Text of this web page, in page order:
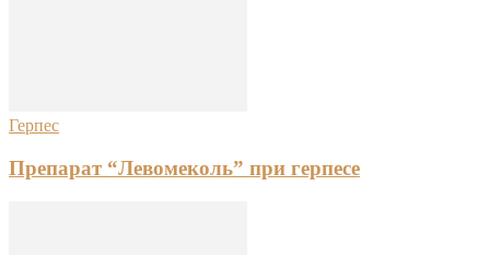
Герпес
Препарат “Левомеколь” при герпесе